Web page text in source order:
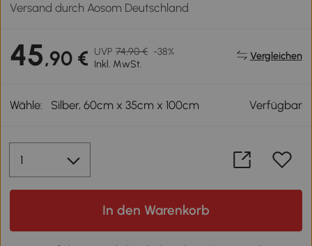
Versand durch Aosom Deutschland
45,90 € UVP 74,90 € -38%
Inkl. MwSt.
Vergleichen
Wähle: Silber, 60cm x 35cm x 100cm Verfügbar
In den Warenkorb